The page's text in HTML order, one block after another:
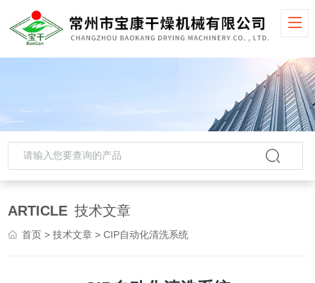
ARTICLE 技术文章
首页 >技术文章 > CIP自动化清洗系统